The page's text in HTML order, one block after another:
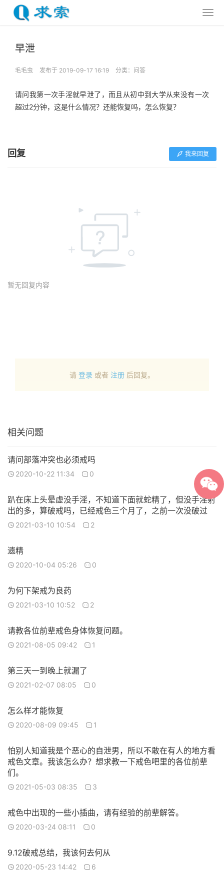
早泄
毛毛虫 发布于 2019-09-17 16:19 分类： 问答
请问我第一次手淫就早泄了，而且从初中到大学从来没有一次
超过2分钟，这是什么情况？还能恢复吗，怎么恢复？
回复 我来回复
暂无回复内容
请 登录 或者 注册 后回复。
相关问题
请问部落冲突也必须戒吗
2020-10-22 11:34 0
趴在床上头晕虚没手淫，不知道下面就蛇精了，但没手淫射
出的多，算破戒吗，已经戒色三个月了，之前一次没破过
2021-03-10 10:54 2
遗精
2020-10-04 05:26 0
为何下架戒为良药
2021-03-10 10:52 2
请教各位前辈戒色身体恢复问题。
2021-08-05 09:42 1
第三天一到晚上就漏了
2021-02-07 08:05 0
怎么样才能恢复
2020-08-09 09:45 1
怕别人知道我是个恶心的自泄男，所以不敢在有人的地方看
戒色文章。我该怎么办？想求教一下戒色吧里的各位前辈
们。
2021-05-03 08:35 3
戒色中出现的一些小插曲，请有经验的前辈解答。
2020-03-24 08:11 0
9.12破戒总结，我该何去何从
2020-05-23 14:42 6